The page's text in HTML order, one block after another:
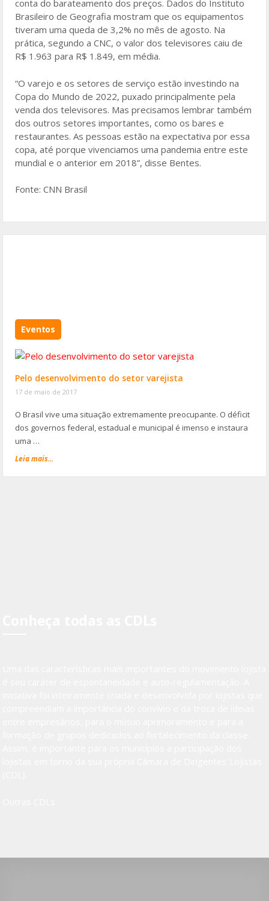
conta do barateamento dos preços. Dados do Instituto
Brasileiro de Geografia mostram que os equipamentos
tiveram uma queda de 3,2% no mês de agosto. Na
prática, segundo a CNC, o valor dos televisores caiu de
R$ 1.963 para R$ 1.849, em média.
“O varejo e os setores de serviço estão investindo na
Copa do Mundo de 2022, puxado principalmente pela
venda dos televisores. Mas precisamos lembrar também
dos outros setores importantes, como os bares e
restaurantes. As pessoas estão na expectativa por essa
copa, até porque vivenciamos uma pandemia entre este
mundial e o anterior em 2018”, disse Bentes.
Fonte: CNN Brasil
Eventos
Pelo desenvolvimento do setor varejista
17 de maio de 2017
O Brasil vive uma situação extremamente preocupante. O déficit
dos governos federal, estadual e municipal é imenso e instaura
uma …
Leia mais...